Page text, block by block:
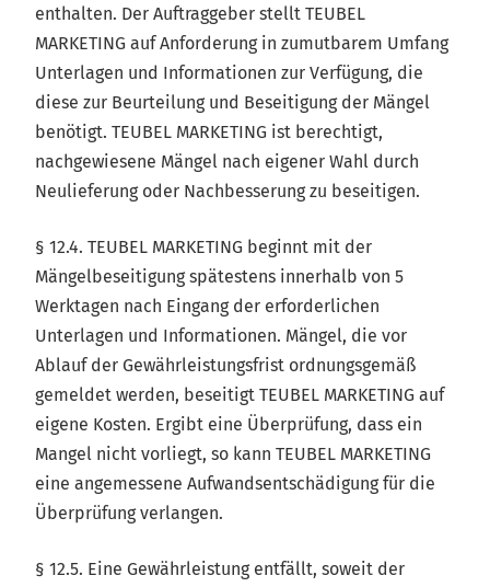
enthalten. Der Auftraggeber stellt TEUBEL
MARKETING auf Anforderung in zumutbarem Umfang
Unterlagen und Informationen zur Verfügung, die
diese zur Beurteilung und Beseitigung der Mängel
benötigt. TEUBEL MARKETING ist berechtigt,
nachgewiesene Mängel nach eigener Wahl durch
Neulieferung oder Nachbesserung zu beseitigen.
§ 12.4. TEUBEL MARKETING beginnt mit der
Mängelbeseitigung spätestens innerhalb von 5
Werktagen nach Eingang der erforderlichen
Unterlagen und Informationen. Mängel, die vor
Ablauf der Gewährleistungsfrist ordnungsgemäß
gemeldet werden, beseitigt TEUBEL MARKETING auf
eigene Kosten. Ergibt eine Überprüfung, dass ein
Mangel nicht vorliegt, so kann TEUBEL MARKETING
eine angemessene Aufwandsentschädigung für die
Überprüfung verlangen.
§ 12.5. Eine Gewährleistung entfällt, soweit der